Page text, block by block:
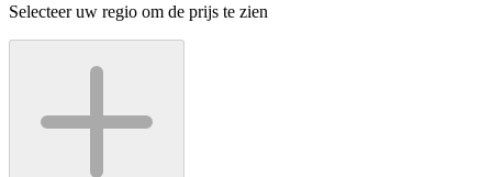
Selecteer uw regio om de prijs te zien